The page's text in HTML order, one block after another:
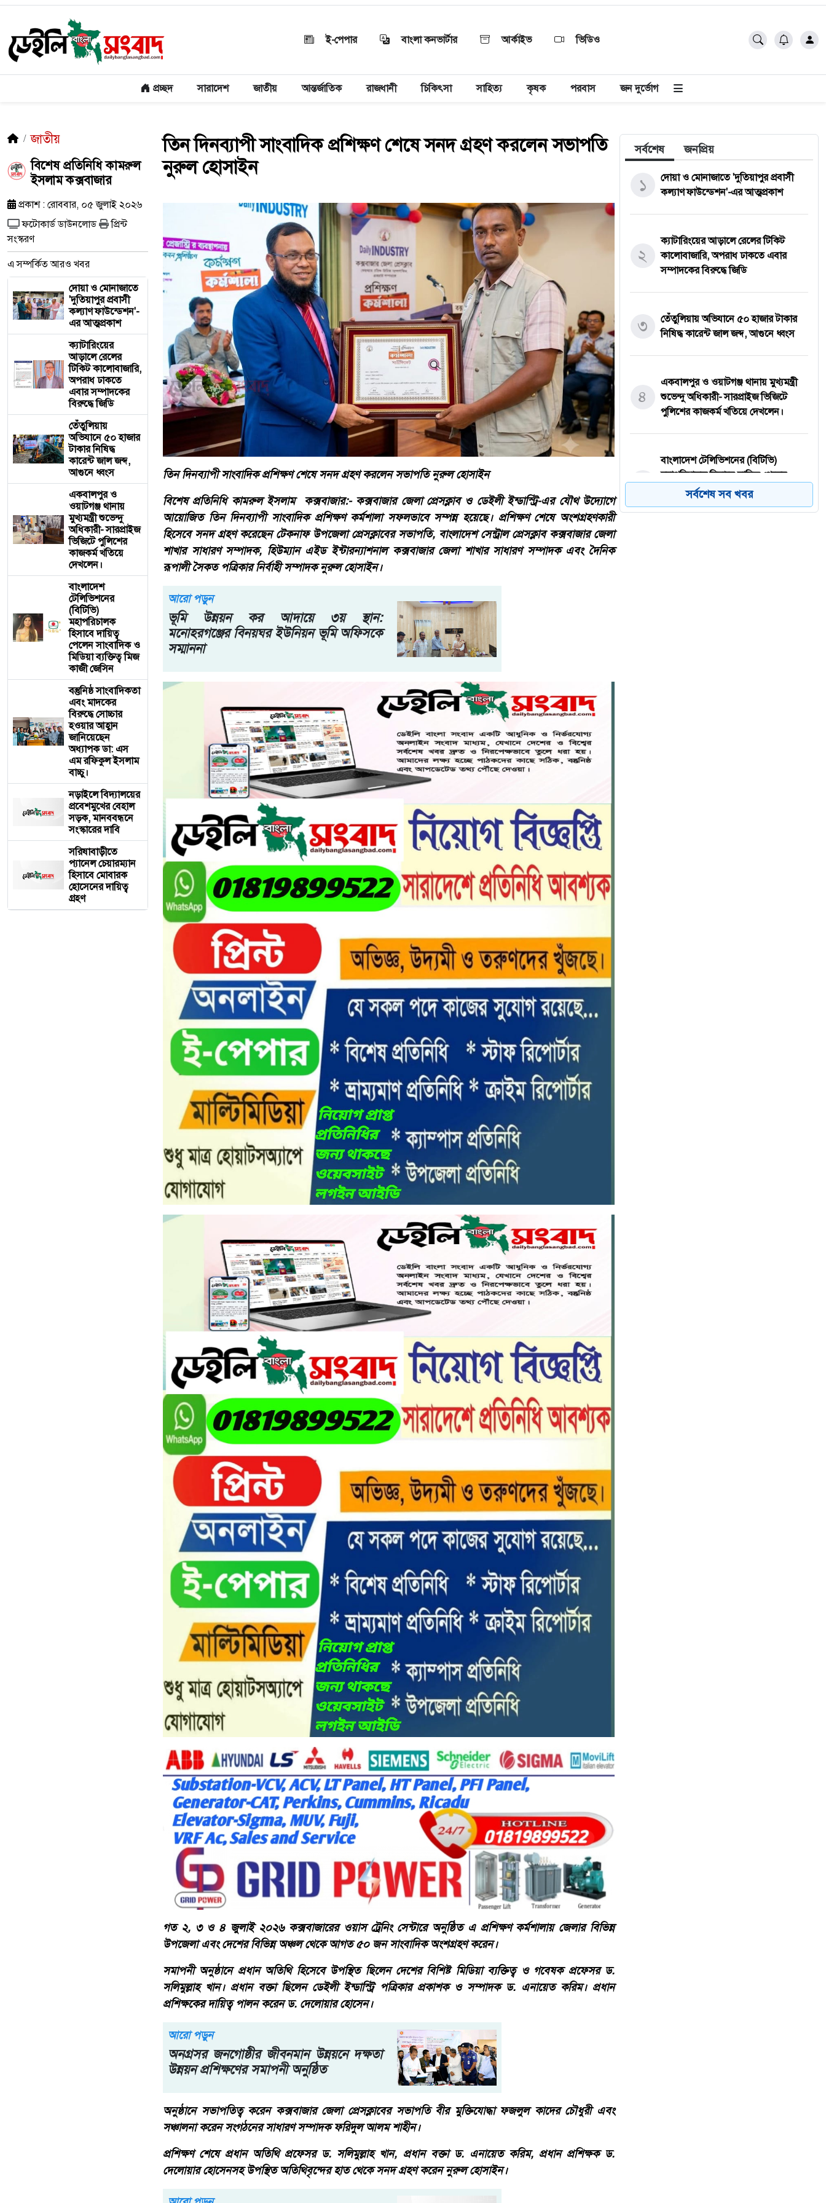
ই-পেপার বাংলা কনভার্টার আর্কাইভ ভিডিও
প্রচ্ছদ সারাদেশ জাতীয় আন্তর্জাতিক রাজধানী চিকিৎসা সাহিত্য কৃষক পরবাস জন দুর্ভোগ
জাতীয়
বিশেষ প্রতিনিধি কামরুল
ইসলাম কক্সবাজার
প্রকাশ : রোববার, ০৫ জুলাই ২০২৬
ফটোকার্ড ডাউনলোড
প্রিন্ট
সংস্করণ
এ সম্পর্কিত আরও খবর
দোয়া ও মোনাজাতে
'দুতিয়াপুর প্রবাসী
কল্যাণ ফাউন্ডেশন'-
এর আত্মপ্রকাশ
ক্যাটারিংয়ের
আড়ালে রেলের
টিকিট কালোবাজারি,
অপরাধ ঢাকতে
এবার সম্পাদকের
বিরুদ্ধে জিডি
তেঁতুলিয়ায়
অভিযানে ৫০ হাজার
টাকার নিষিদ্ধ
কারেন্ট জাল জব্দ,
আগুনে ধ্বংস
একবালপুর ও
ওয়াটগঞ্জ থানায়
মুখ্যমন্ত্রী শুভেন্দু
অধিকারী- সারপ্রাইজ
ভিজিটে পুলিশের
কাজকর্ম খতিয়ে
দেখলেন।
বাংলাদেশ
টেলিভিশনের
(বিটিভি)
মহাপরিচালক
হিসাবে দায়িত্ব
পেলেন সাংবাদিক ও
মিডিয়া ব্যক্তিত্ব মিজ
কাজী জেসিন
বস্তুনিষ্ঠ সাংবাদিকতা
এবং মাদকের
বিরুদ্ধে সোচ্চার
হওয়ার আহ্বান
জানিয়েছেন
অধ্যাপক ডা: এস
এম রফিকুল ইসলাম
বাচ্চু।
নড়াইলে বিদ্যালয়ের
প্রবেশমুখের বেহাল
সড়ক, মানববন্ধনে
সংস্কারের দাবি
সরিষাবাড়ীতে
প্যানেল চেয়ারম্যান
হিসাবে মোবারক
হোসেনের দায়িত্ব
গ্রহণ
তিন দিনব্যাপী সাংবাদিক প্রশিক্ষণ শেষে সনদ গ্রহণ করলেন সভাপতি
নুরুল হোসাইন
তিন দিনব্যাপী সাংবাদিক প্রশিক্ষণ শেষে সনদ গ্রহণ করলেন সভাপতি নুরুল হোসাইন
বিশেষ প্রতিনিধি কামরুল ইসলাম কক্সবাজার:- কক্সবাজার জেলা প্রেসক্লাব ও ডেইলী ইন্ডাস্ট্রি-এর যৌথ উদ্যোগে
আয়োজিত তিন দিনব্যাপী সাংবাদিক প্রশিক্ষণ কর্মশালা সফলভাবে সম্পন্ন হয়েছে। প্রশিক্ষণ শেষে অংশগ্রহণকারী
হিসেবে সনদ গ্রহণ করেছেন টেকনাফ উপজেলা প্রেসক্লাবের সভাপতি, বাংলাদেশ সেন্ট্রাল প্রেসক্লাব কক্সবাজার জেলা
শাখার সাধারণ সম্পাদক, হিউম্যান এইড ইন্টারন্যাশনাল কক্সবাজার জেলা শাখার সাধারণ সম্পাদক এবং দৈনিক
রূপালী সৈকত পত্রিকার নির্বাহী সম্পাদক নুরুল হোসাইন।
আরো পড়ুন
ভূমি উন্নয়ন কর আদায়ে ৩য় স্থান:
মনোহরগঞ্জের বিনয়ঘর ইউনিয়ন ভূমি অফিসকে
সম্মাননা
গত ২, ৩ ও ৪ জুলাই ২০২৬ কক্সবাজারের ওয়াস ট্রেনিং সেন্টারে অনুষ্ঠিত এ প্রশিক্ষণ কর্মশালায় জেলার বিভিন্ন
উপজেলা এবং দেশের বিভিন্ন অঞ্চল থেকে আগত ৫০ জন সাংবাদিক অংশগ্রহণ করেন।
সমাপনী অনুষ্ঠানে প্রধান অতিথি হিসেবে উপস্থিত ছিলেন দেশের বিশিষ্ট মিডিয়া ব্যক্তিত্ব ও গবেষক প্রফেসর ড.
সলিমুল্লাহ খান। প্রধান বক্তা ছিলেন ডেইলী ইন্ডাস্ট্রি পত্রিকার প্রকাশক ও সম্পাদক ড. এনায়েত করিম। প্রধান
প্রশিক্ষকের দায়িত্ব পালন করেন ড. দেলোয়ার হোসেন।
আরো পড়ুন
অনগ্রসর জনগোষ্ঠীর জীবনমান উন্নয়নে দক্ষতা
উন্নয়ন প্রশিক্ষণের সমাপনী অনুষ্ঠিত
অনুষ্ঠানে সভাপতিত্ব করেন কক্সবাজার জেলা প্রেসক্লাবের সভাপতি বীর মুক্তিযোদ্ধা ফজলুল কাদের চৌধুরী এবং
সঞ্চালনা করেন সংগঠনের সাধারণ সম্পাদক ফরিদুল আলম শাহীন।
প্রশিক্ষণ শেষে প্রধান অতিথি প্রফেসর ড. সলিমুল্লাহ খান, প্রধান বক্তা ড. এনায়েত করিম, প্রধান প্রশিক্ষক ড.
দেলোয়ার হোসেনসহ উপস্থিত অতিথিবৃন্দের হাত থেকে সনদ গ্রহণ করেন নুরুল হোসাইন।
সর্বশেষ জনপ্রিয়
১
দোয়া ও মোনাজাতে 'দুতিয়াপুর প্রবাসী
কল্যাণ ফাউন্ডেশন'-এর আত্মপ্রকাশ
২
ক্যাটারিংয়ের আড়ালে রেলের টিকিট
কালোবাজারি, অপরাধ ঢাকতে এবার
সম্পাদকের বিরুদ্ধে জিডি
৩
তেঁতুলিয়ায় অভিযানে ৫০ হাজার টাকার
নিষিদ্ধ কারেন্ট জাল জব্দ, আগুনে ধ্বংস
৪
একবালপুর ও ওয়াটগঞ্জ থানায় মুখ্যমন্ত্রী
শুভেন্দু অধিকারী- সারপ্রাইজ ভিজিটে
পুলিশের কাজকর্ম খতিয়ে দেখলেন।
৫
বাংলাদেশ টেলিভিশনের (বিটিভি)
মহাপরিচালক হিসাবে দায়িত্ব পেলেন
সাংবাদিক ও মিডিয়া ব্যক্তিত্ব মিজ কাজী
জেসিন
সর্বশেষ সব খবর